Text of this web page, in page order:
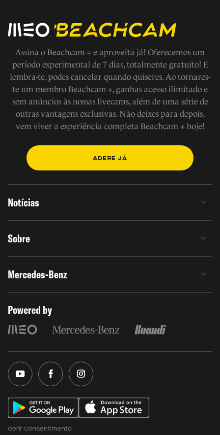
Assina o Beachcam + e aproveita já! Oferecemos um
período experimental de 7 dias, totalmente gratuito! E
lembra-te, podes cancelar quando quiseres. Ao tornares-
te um membro Beachcam +, ganhas acesso ilimitado e
sem anúncios às nossas livecams, além de uma série de
outras vantagens exclusivas. Não deixes para depois,
vem viver a experiência completa Beachcam + hoje!
ADERE JÁ
Notícias
Sobre
Mercedes-Benz
Powered by
Gerir Consentimento